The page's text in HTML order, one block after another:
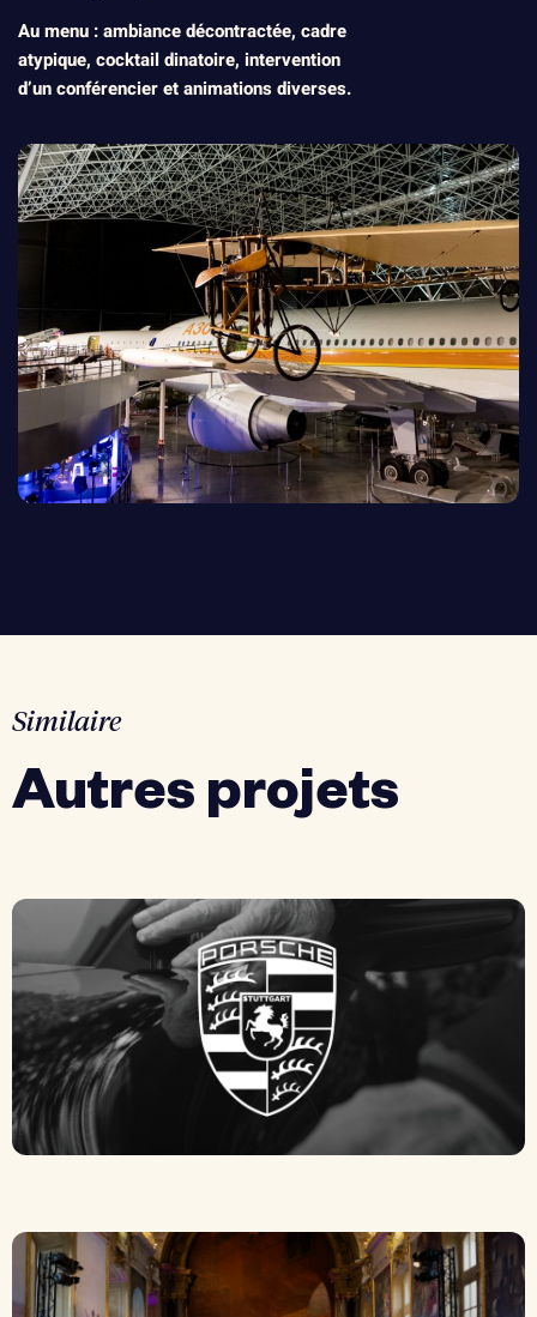
Au menu : ambiance décontractée, cadre
atypique, cocktail dinatoire, intervention
d’un conférencier et animations diverses.
Similaire
Autres projets